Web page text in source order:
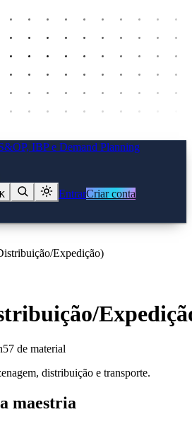
IBP e Demand Planning
EntrarCriar conta
Expedição)
de material
distribuição e transporte.
maestria